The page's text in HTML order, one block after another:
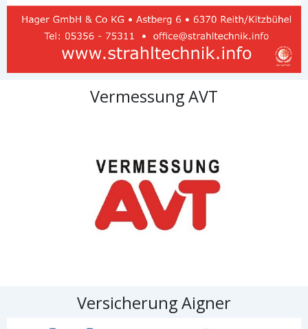
Vermessung AVT
Versicherung Aigner